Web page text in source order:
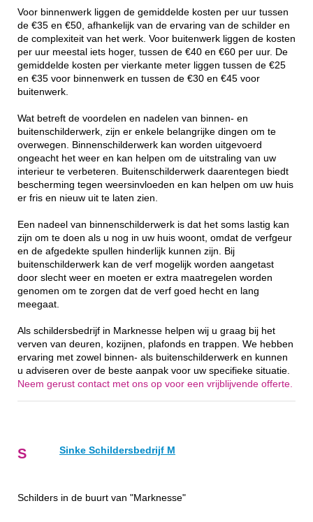
Voor binnenwerk liggen de gemiddelde kosten per uur tussen
de €35 en €50, afhankelijk van de ervaring van de schilder en
de complexiteit van het werk. Voor buitenwerk liggen de kosten
per uur meestal iets hoger, tussen de €40 en €60 per uur. De
gemiddelde kosten per vierkante meter liggen tussen de €25
en €35 voor binnenwerk en tussen de €30 en €45 voor
buitenwerk.
Wat betreft de voordelen en nadelen van binnen- en
buitenschilderwerk, zijn er enkele belangrijke dingen om te
overwegen. Binnenschilderwerk kan worden uitgevoerd
ongeacht het weer en kan helpen om de uitstraling van uw
interieur te verbeteren. Buitenschilderwerk daarentegen biedt
bescherming tegen weersinvloeden en kan helpen om uw huis
er fris en nieuw uit te laten zien.
Een nadeel van binnenschilderwerk is dat het soms lastig kan
zijn om te doen als u nog in uw huis woont, omdat de verfgeur
en de afgedekte spullen hinderlijk kunnen zijn. Bij
buitenschilderwerk kan de verf mogelijk worden aangetast
door slecht weer en moeten er extra maatregelen worden
genomen om te zorgen dat de verf goed hecht en lang
meegaat.
Als schildersbedrijf in Marknesse helpen wij u graag bij het
verven van deuren, kozijnen, plafonds en trappen. We hebben
ervaring met zowel binnen- als buitenschilderwerk en kunnen
u adviseren over de beste aanpak voor uw specifieke situatie.
Neem gerust contact met ons op voor een vrijblijvende offerte.
S Sinke Schildersbedrijf M
Schilders in de buurt van "Marknesse"